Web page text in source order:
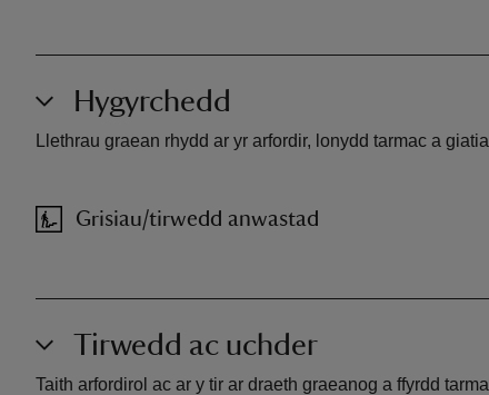
Hygyrchedd
Llethrau graean rhydd ar yr arfordir, lonydd tarmac a
Grisiau/tirwedd anwastad
Tirwedd ac uchder
Taith arfordirol ac ar y tir ar draeth graeanog a ffyrdd